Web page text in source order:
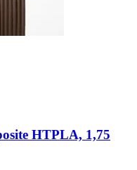
HTPLA, 1,75